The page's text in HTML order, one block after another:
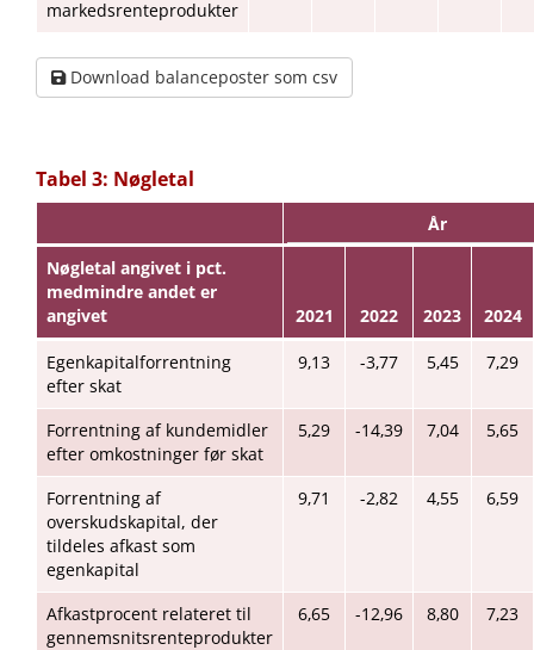
markedsrenteprodukter
Download balanceposter som csv
Tabel 3: Nøgletal
År
Nøgletal angivet i pct.
medmindre andet er
angivet
2021 2022 2023 2024
Egenkapitalforrentning
efter skat
9,13 -3,77 5,45 7,29
Forrentning af kundemidler
efter omkostninger før skat
5,29 -14,39 7,04 5,65
Forrentning af
overskudskapital, der
tildeles afkast som
egenkapital
9,71 -2,82 4,55 6,59
Afkastprocent relateret til
gennemsnitsrenteprodukter
6,65 -12,96 8,80 7,23